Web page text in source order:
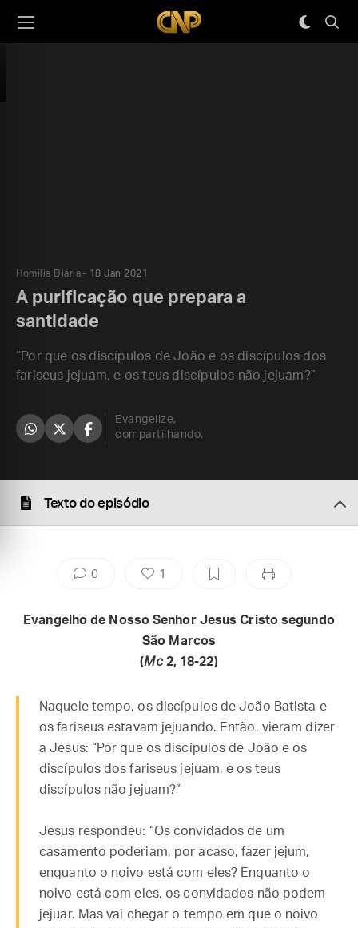
Homilia Diária 18 Jan 2021
A purificação que prepara a
santidade
“Por que os discípulos de João e os discípulos dos
fariseus jejuam, e os teus discípulos não jejuam?”
Evangelize,
compartilhando.
Texto do episódio
0 1
Evangelho de Nosso Senhor Jesus Cristo segundo
São Marcos
(Mc2, 18-22)
Naquele tempo, os discípulos de João Batista e
os fariseus estavam jejuando. Então, vieram dizer
a Jesus: “Por que os discípulos de João e os
discípulos dos fariseus jejuam, e os teus
discípulos não jejuam?”
Jesus respondeu: “Os convidados de um
casamento poderiam, por acaso, fazer jejum,
enquanto o noivo está com eles? Enquanto o
noivo está com eles, os convidados não podem
jejuar. Mas vai chegar o tempo em que o noivo